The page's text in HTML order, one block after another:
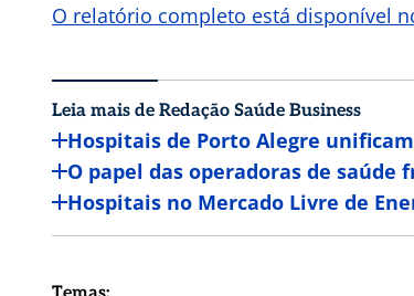
O relatório completo está disponível
Leia mais de Redação Saúde Business
Hospitais de Porto Alegre
O papel das operadoras de
Hospitais no Mercado Livre de